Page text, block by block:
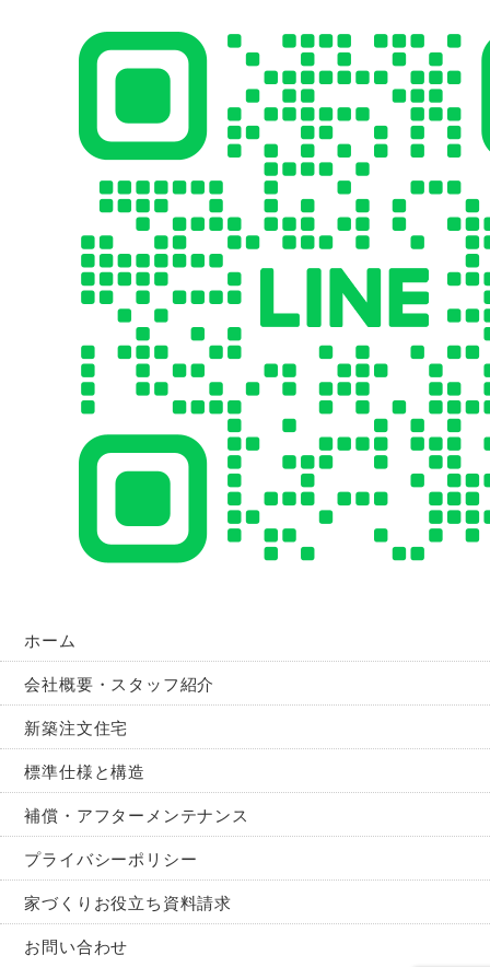
ホーム
会社概要・スタッフ紹介
新築注文住宅
標準仕様と構造
補償・アフターメンテナンス
プライバシーポリシー
家づくりお役立ち資料請求
お問い合わせ